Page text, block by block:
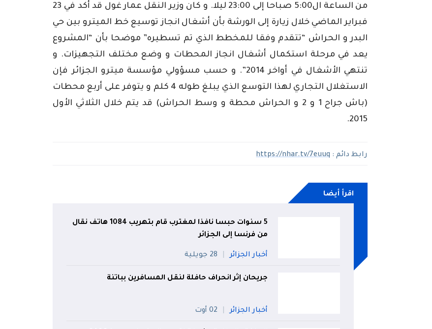
من الساعة ال5:00 صباحا إلى 23:00 ليلا. و كان وزير النقل عمار غول قد أكد في 23
فبراير الماضي خلال زيارة إلى الورشة بأن أشغال انجاز توسيع خط الميترو بين حي
البدر و الحراش “تتقدم وفقا للمخطط الذي تم تسطيره” موضحا بأن “المشروع
يعد في مرحلة استكمال أشغال انجاز المحطات و وضع مختلف التجهيزات. و
تنتهي الأشغال في أواخر 2014”. و حسب مسؤولي مؤسسة ميترو الجزائر فإن
الاستغلال التجاري لهذا التوسع الذي يبلغ طوله 4 كلم و يتوفر على أربع محطات
(باش جراح 1 و 2 و الحراش محطة و وسط الحراش) قد يتم خلال الثلاثي الأول
2015.
رابط دائم : https://nhar.tv/7euuq
اقرأ أيضا
5 سنوات حبسا نافذا لمغترب قام بتهريب 1084 هاتف نقال
من فرنسا إلى الجزائر
أخبار الجزائر 28 جويلية
جريحان إثر انحراف حافلة لنقل المسافرين بباتنة
أخبار الجزائر 02 أوت